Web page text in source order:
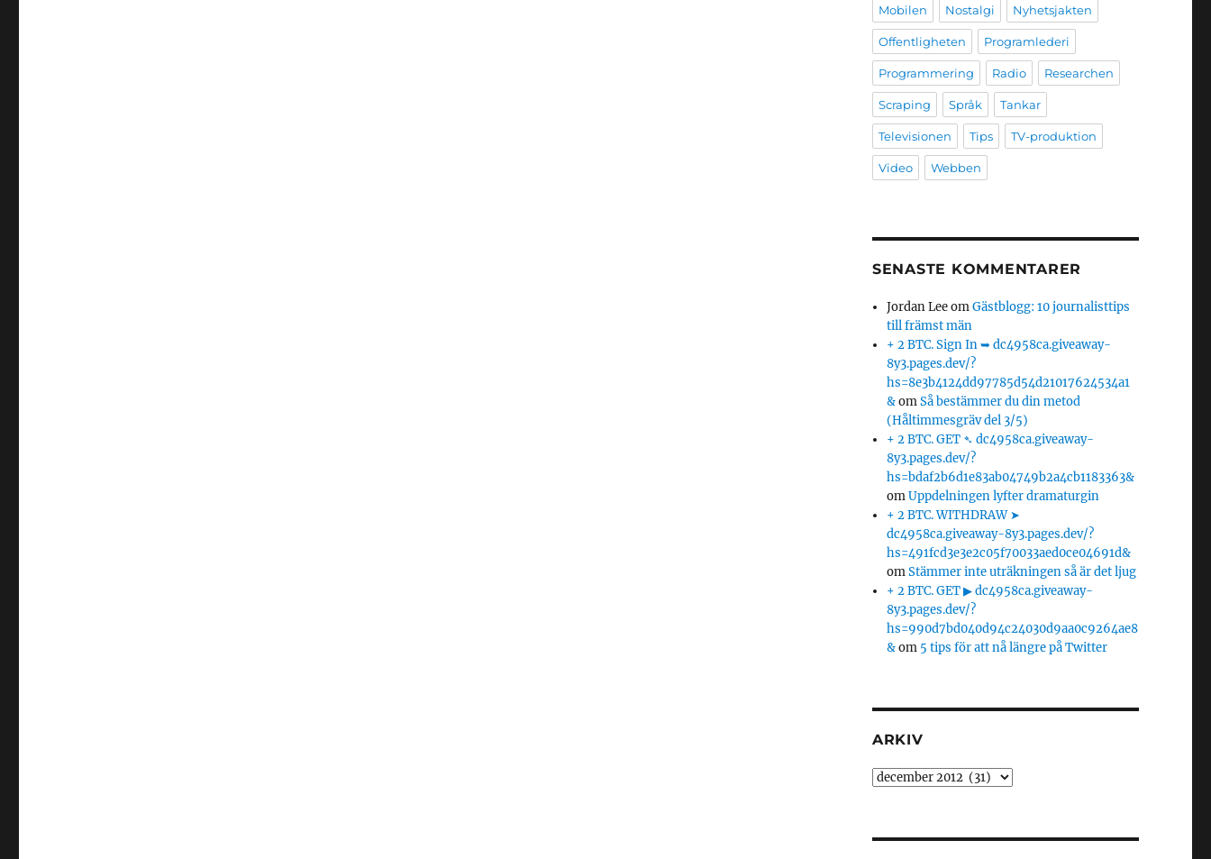
Mobilen Nostalgi Nyhetsjakten
Offentligheten Programlederi
Programmering Radio Researchen
Scraping Språk Tankar
Televisionen Tips TV-produktion
Video Webben
SENASTE KOMMENTARER
Jordan LeeomGästblogg: 10 journalisttips
till främst män
+ 2 BTC. Sign In ➥ dc4958ca.giveaway-
8y3.pages.dev/?
hs=8e3b4124dd97785d54d21017624534a1
&omSå bestämmer du din metod
(Håltimmesgräv del 3/5)
+ 2 BTC. GET ➴ dc4958ca.giveaway-
8y3.pages.dev/?
hs=bdaf2b6d1e83ab04749b2a4cb1183363&
omUppdelningen lyfter dramaturgin
+ 2 BTC. WITHDRAW ➤
dc4958ca.giveaway-8y3.pages.dev/?
hs=491fcd3e3e2c05f70033aed0ce04691d&
omStämmer inte uträkningen så är det ljug
+ 2 BTC. GET ▶ dc4958ca.giveaway-
8y3.pages.dev/?
hs=990d7bd040d94c24030d9aa0c9264ae8
&om 5 tips för att nå längre på Twitter
ARKIV
Arkiv